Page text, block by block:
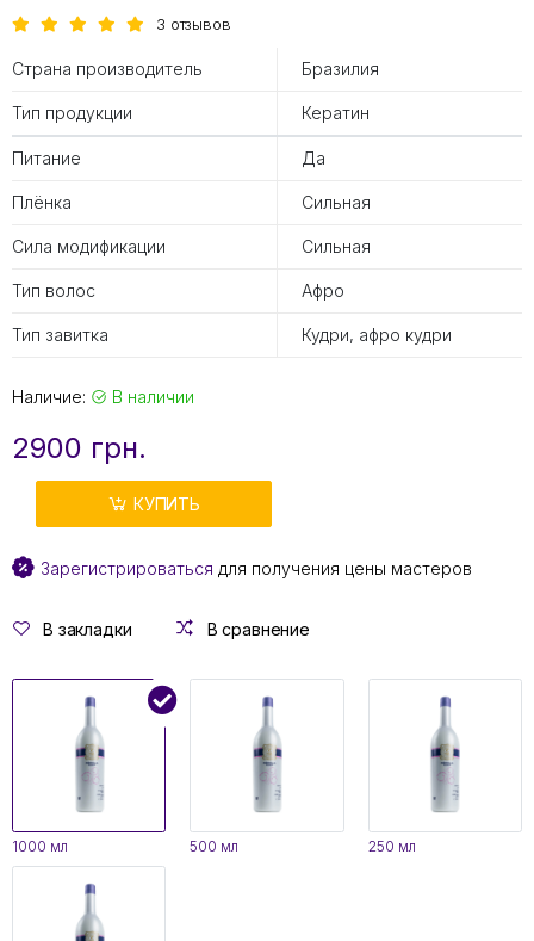
3 отзывов
Страна производитель Бразилия
Тип продукции Кератин
Питание Да
Плёнка Сильная
Сила модификации Сильная
Тип волос Афро
Тип завитка Кудри, афро кудри
Наличие: В наличии
2900 грн.
КУПИТЬ
Зарегистрироваться для получения цены мастеров
В закладки В сравнение
1000 мл 500 мл 250 мл